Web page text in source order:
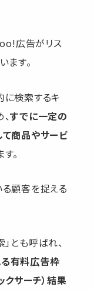
広告がリス
ます。
に検索するキ
すでに一定の
商品やサービ
。
顧客を捉える
とも呼ばれ、
有料広告枠
クサーチ）結果